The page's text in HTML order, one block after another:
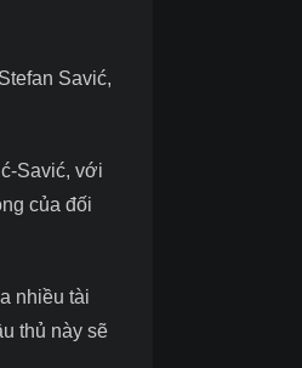
Savić,
Savić, với
của đối
nhiều tài
thủ này sẽ